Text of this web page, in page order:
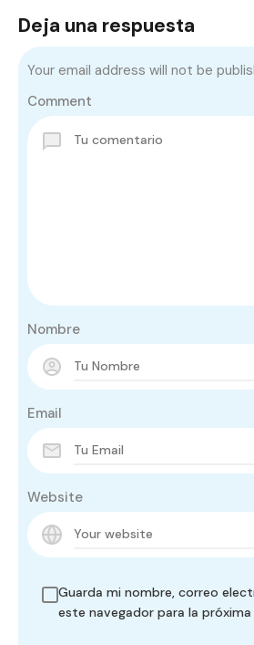
Deja una respuesta
Your email address will not be
Comment
Nombre
Email
Website
Guarda mi nombre, correo
este navegador para la